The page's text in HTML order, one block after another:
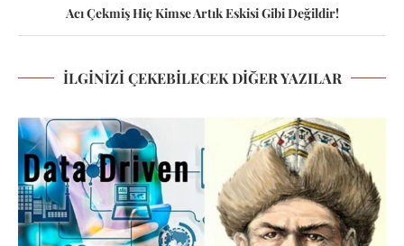
Acı Çekmiş Hiç Kimse Artık Eskisi Gibi Değildir!
İLGINIZI ÇEKEBILECEK DIĞER YAZILAR